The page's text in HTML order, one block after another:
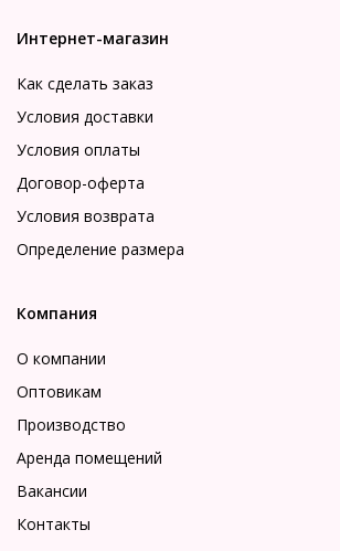
Интернет-магазин
Как сделать заказ
Условия доставки
Условия оплаты
Договор-оферта
Условия возврата
Определение размера
Компания
О компании
Оптовикам
Производство
Аренда помещений
Вакансии
Контакты